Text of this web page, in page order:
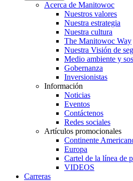
Acerca de Manitowoc
Nuestros valores
Nuestra estrategia
Nuestra cultura
The Manitowoc Way
Nuestra Visión de
Medio ambiente y
Gobernanza
Inversionistas
Información
Noticias
Eventos
Contáctenos
Redes sociales
Artículos promocionales
Continente
Europa
Cartel de la línea de
VIDEOS
Carreras